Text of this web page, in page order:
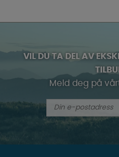
VIL DU TA DEL AV
Meld deg på